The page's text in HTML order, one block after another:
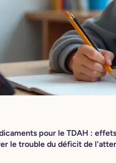
pour le TDAH :
le trouble du déficit de